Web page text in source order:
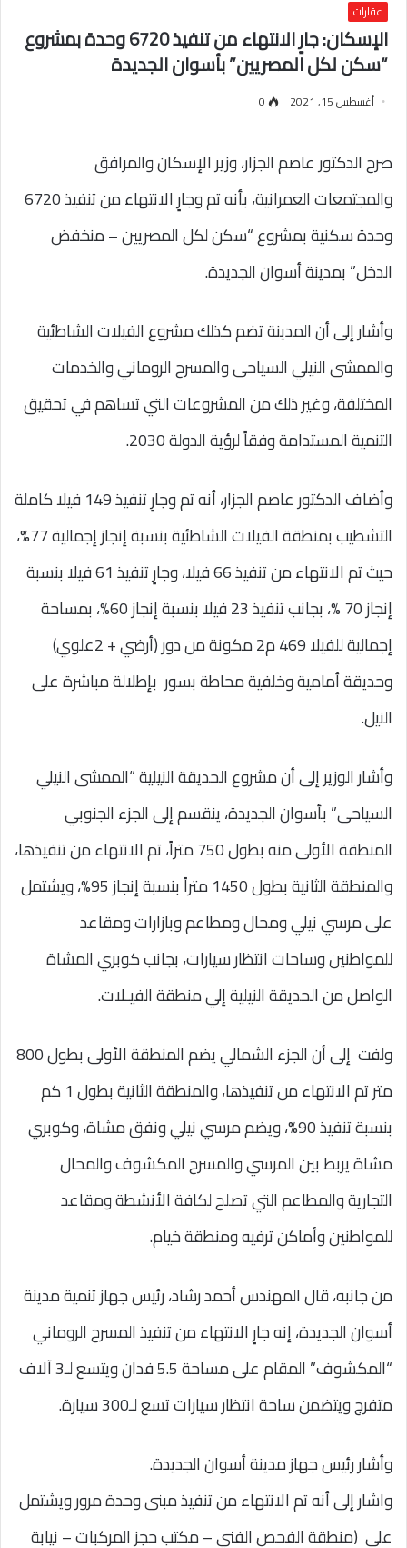
عقارات
الإسكان: جارٍ الانتهاء من تنفيذ 6720 وحدة بمشروع
“سكن لكل المصريين” بأسوان الجديدة
أغسطس 15, 2021 0
صرح الدكتور عاصم الجزار، وزير الإسكان والمرافق
والمجتمعات العمرانية، بأنه تم وجارٍ الانتهاء من تنفيذ 6720
وحدة سكنية بمشروع “سكن لكل المصريين – منخفض
الدخل” بمدينة أسوان الجديدة.
وأشار إلى أن المدينة تضم كذلك مشروع الفيلات الشاطئية
والممشى النيلي السياحى والمسرح الروماني والخدمات
المختلفة، وغير ذلك من المشروعات التي تساهم في تحقيق
التنمية المستدامة وفقاً لرؤية الدولة 2030.
وأضاف الدكتور عاصم الجزار، أنه تم وجارٍ تنفيذ 149 فيلا كاملة
التشطيب بمنطقة الفيلات الشاطئية بنسبة إنجاز إجمالية 77%،
حيث تم الانتهاء من تنفيذ 66 فيلا، وجارٍ تنفيذ 61 فيلا بنسبة
إنجاز 70 %، بجانب تنفيذ 23 فيلا بنسبة إنجاز 60%، بمساحة
إجمالية للفيلا 469 م2 مكونة من دور (أرضي + 2علوي)
وحديقة أمامية وخلفية محاطة بسور بإطلالة مباشرة على
النيل.
وأشار الوزير إلى أن مشروع الحديقة النيلية “الممشى النيلي
السياحى” بأسوان الجديدة، ينقسم إلى الجزء الجنوبي
المنطقة الأولى منه بطول 750 متراً، تم الانتهاء من تنفيذها،
والمنطقة الثانية بطول 1450 متراً بنسبة إنجاز 95%، ويشتمل
على مرسي نيلي ومحال ومطاعم وبازارات ومقاعد
للمواطنين وساحات انتظار سيارات، بجانب كوبري المشاة
الواصل من الحديقة النيلية إلي منطقة الفيـلات.
ولفت إلى أن الجزء الشمالي يضم المنطقة الأولى بطول 800
متر تم الانتهاء من تنفيذها، والمنطقة الثانية بطول 1 كم
بنسبة تنفيذ 90%، ويضم مرسي نيلي ونفق مشاة، وكوبري
مشاة يربط بين المرسي والمسرح المكشوف والمحال
التجارية والمطاعم التي تصلح لكافة الأنشطة ومقاعد
للمواطنين وأماكن ترفيه ومنطقة خيام.
من جانبه، قال المهندس أحمد رشاد، رئيس جهاز تنمية مدينة
أسوان الجديدة، إنه جارٍ الانتهاء من تنفيذ المسرح الروماني
“المكشوف” المقام على مساحة 5.5 فدان ويتسع لـ3 آلاف
متفرج ويتضمن ساحة انتظار سيارات تسع لـ300 سيارة.
وأشار رئيس جهاز مدينة أسوان الجديدة.
واشار إلى أنه تم الانتهاء من تنفيذ مبنى وحدة مرور ويشتمل
على (منطقة الفحص الفني – مكتب حجز المركبات – نيابة